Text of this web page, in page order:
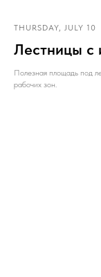
THURSDAY, JULY 10
Лестницы с
Полезная площадь под
рабочих зон.